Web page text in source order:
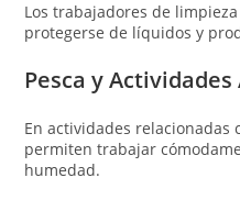
Los trabajadores de
protegerse de líquidos y
Pesca y
En actividades relacionadas
permiten trabajar
humedad.